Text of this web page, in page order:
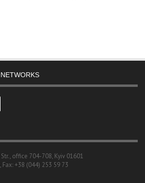
office 704-708, Kyiv 01601
+38 (044) 253 59 73